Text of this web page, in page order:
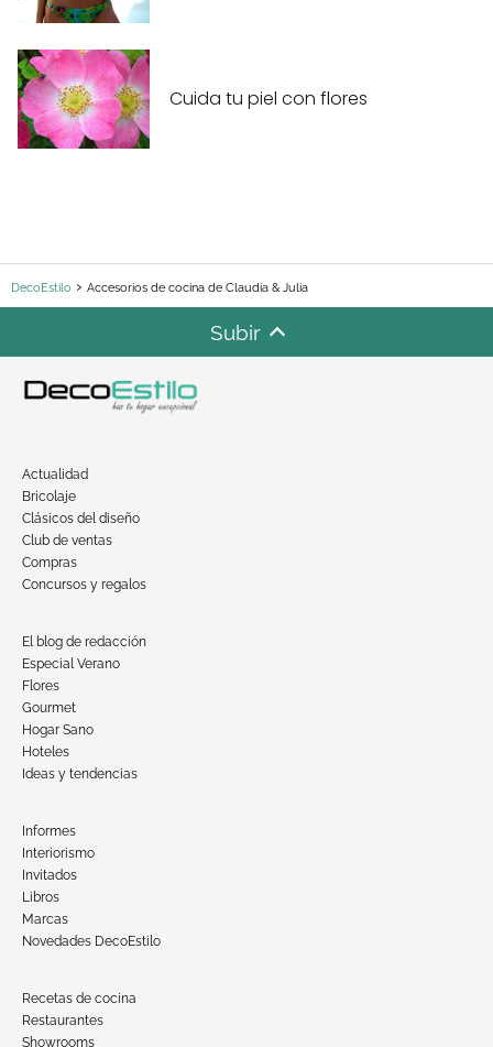
Cuida tu piel con flores
DecoEstilo Accesorios de cocina de Claudia & Julia
Subir
Actualidad
Bricolaje
Clásicos del diseño
Club de ventas
Compras
Concursos y regalos
El blog de redacción
Especial Verano
Flores
Gourmet
Hogar Sano
Hoteles
Ideas y tendencias
Informes
Interiorismo
Invitados
Libros
Marcas
Novedades DecoEstilo
Recetas de cocina
Restaurantes
Showrooms